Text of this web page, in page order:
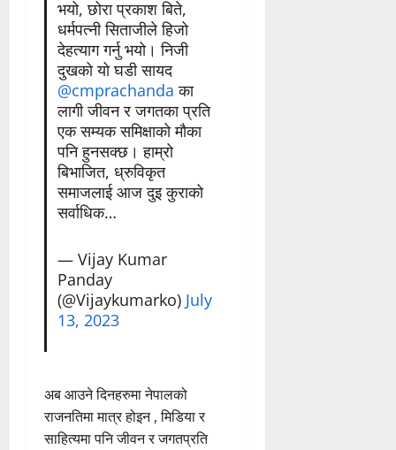
भयो, छोरा प्रकाश बिते,
धर्मपत्नी सिताजीले हिजो
देहत्याग गर्नु भयो। निजी
दुखको यो घडी सायद
@cmprachanda का
लागी जीवन र जगतका प्रति
एक सम्यक समिक्षाको मौका
पनि हुनसक्छ। हाम्रो
बिभाजित, ध्रुविकृत
समाजलाई आज दुइ कुराको
सर्वाधिक…
— Vijay Kumar
Panday
(@Vijaykumarko) July
13, 2023
अब आउने दिनहरुमा नेपालको
राजनतिमा मात्र होइन , मिडिया र
साहित्यमा पनि जीवन र जगतप्रति